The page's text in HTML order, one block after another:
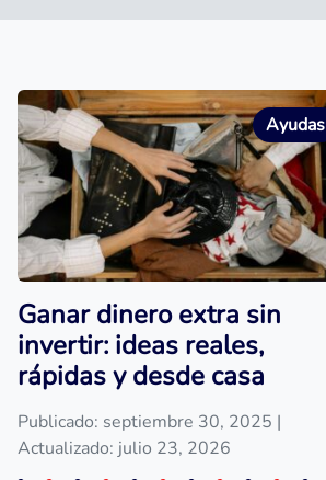
Ayudas
Ganar dinero extra sin
invertir: ideas reales,
rápidas y desde casa
Publicado: septiembre 30, 2025 |
Actualizado: julio 23, 2026